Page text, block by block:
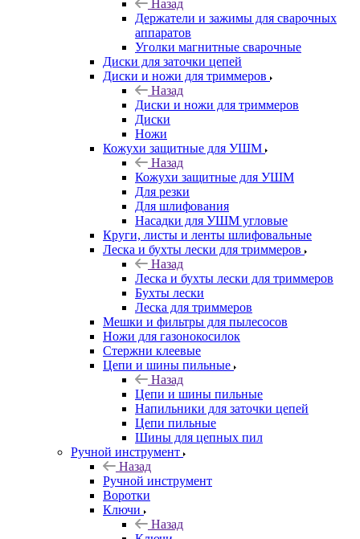
Назад
Держатели и зажимы для сварочных
аппаратов
Уголки магнитные сварочные
Диски для заточки цепей
Диски и ножи для триммеров
Назад
Диски и ножи для триммеров
Диски
Ножи
Кожухи защитные для УШМ
Назад
Кожухи защитные для УШМ
Для резки
Для шлифования
Насадки для УШМ угловые
Круги, листы и ленты шлифовальные
Леска и бухты лески для триммеров
Назад
Леска и бухты лески для триммеров
Бухты лески
Леска для триммеров
Мешки и фильтры для пылесосов
Ножи для газонокосилок
Стержни клеевые
Цепи и шины пильные
Назад
Цепи и шины пильные
Напильники для заточки цепей
Цепи пильные
Шины для цепных пил
Ручной инструмент
Назад
Ручной инструмент
Воротки
Ключи
Назад